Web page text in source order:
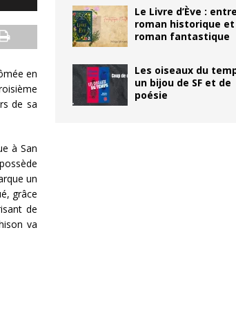
en
de sa
à San
un
grâce
de
va
Le Livre d’Ève : entre
roman historique et
roman fantastique
Les oiseaux du
un bijou de SF et de
poésie